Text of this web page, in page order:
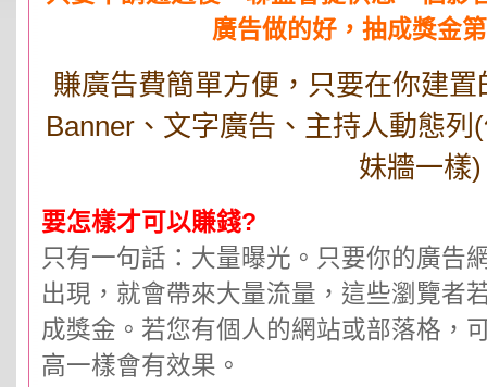
廣告做的好，抽成獎金
賺廣告費簡單方便，只要在你建
Banner、文字廣告、主持人動態
妹牆一樣)
要怎樣才可以賺錢?
只有一句話：大量曝光。只要你的廣告
出現，就會帶來大量流量，這些瀏覽者
成獎金。若您有個人的網站或部落格，
高一樣會有效果。